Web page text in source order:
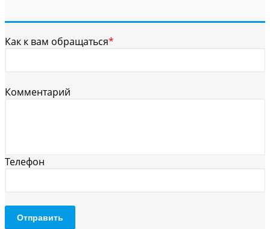
Как к вам обращаться*
Комментарий
Телефон
Отправить